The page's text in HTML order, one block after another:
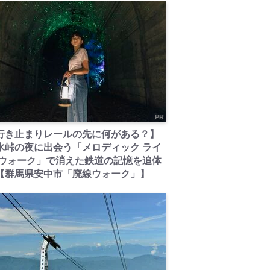
PR
き止まりレールの先に何がある？】
峠の夜に出会う「メロディック ライ
ォーク」で消えた鉄道の記憶を追体
群馬県安中市「廃線ウォーク」】